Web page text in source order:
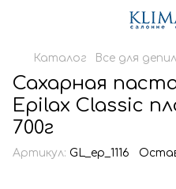
Каталог Все для
Сахарная
Epilax Classic
700г
Артикул: GL_ep_1116